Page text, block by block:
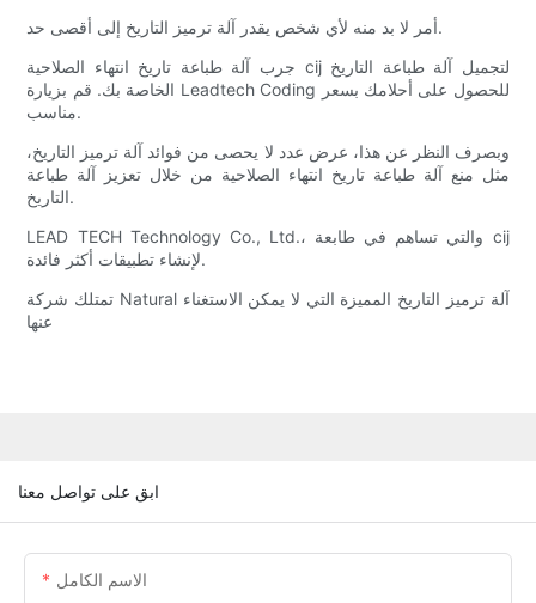
أمر لا بد منه لأي شخص يقدر آلة ترميز التاريخ إلى أقصى حد.
جرب آلة طباعة تاريخ انتهاء الصلاحية cij لتجميل آلة طباعة التاريخ
الخاصة بك. قم بزيارة Leadtech Coding للحصول على أحلامك بسعر
مناسب.
وبصرف النظر عن هذا، عرض عدد لا يحصى من فوائد آلة ترميز التاريخ،
مثل منع آلة طباعة تاريخ انتهاء الصلاحية من خلال تعزيز آلة طباعة
التاريخ.
LEAD TECH Technology Co., Ltd.، والتي تساهم في طابعة cij
لإنشاء تطبيقات أكثر فائدة.
تمتلك شركة Natural آلة ترميز التاريخ المميزة التي لا يمكن الاستغناء
عنها
ابق على تواصل معنا
الاسم الكامل